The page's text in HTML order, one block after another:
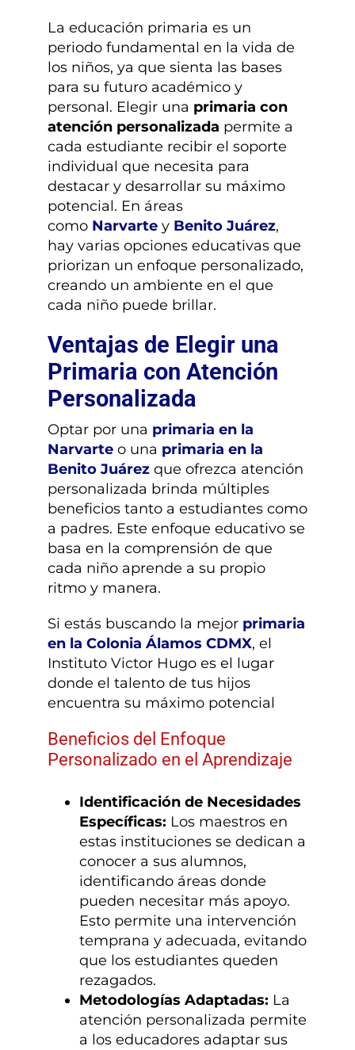
INSCRIPCIONES
La educación primaria es un
periodo fundamental en la vida de
los niños, ya que sienta las bases
para su futuro académico y
personal. Elegir una primaria con
atención personalizada permite a
cada estudiante recibir el soporte
individual que necesita para
destacar y desarrollar su máximo
potencial. En áreas
como Narvartey Benito Juárez,
hay varias opciones educativas que
priorizan un enfoque personalizado,
creando un ambiente en el que
cada niño puede brillar.
Ventajas de Elegir una
Primaria con Atención
Personalizada
Optar por una primaria en la
Narvarteo una primaria en la
Benito Juárezque ofrezca atención
personalizada brinda múltiples
beneficios tanto a estudiantes como
a padres. Este enfoque educativo se
basa en la comprensión de que
cada niño aprende a su propio
ritmo y manera.
Si estás buscando la mejor primaria
en la Colonia Álamos CDMX, el
Instituto Victor Hugo es el lugar
donde el talento de tus hijos
encuentra su máximo potencial
Beneficios del Enfoque
Personalizado en el Aprendizaje
Identificación de Necesidades
Específicas: Los maestros en
estas instituciones se dedican a
conocer a sus alumnos,
identificando áreas donde
pueden necesitar más apoyo.
Esto permite una intervención
temprana y adecuada, evitando
que los estudiantes queden
rezagados.
Metodologías Adaptadas: La
atención personalizada permite
a los educadores adaptar sus